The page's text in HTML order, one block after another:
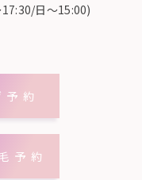
日～15:00)
約
予約